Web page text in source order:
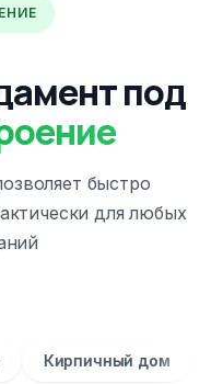
под
быстро
для любых
дом Кирпичный